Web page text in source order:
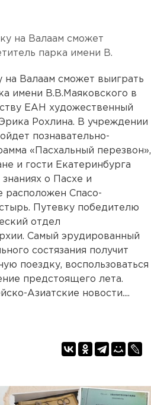
на Валаам сможет
парка имени В.
на Валаам сможет выиграть
имени В.В.Маяковского в
ЕАН художественный
Рохлина. В учреждении
познавательно-
«Пасхальный перезвон»,
и гости Екатеринбурга
о Пасхе и
расположен Спасо-
Путевку победителю
отдел
Самый эрудированный
состязания получит
поездку, воспользоваться
предстоящего лета.
Азиатские новости....